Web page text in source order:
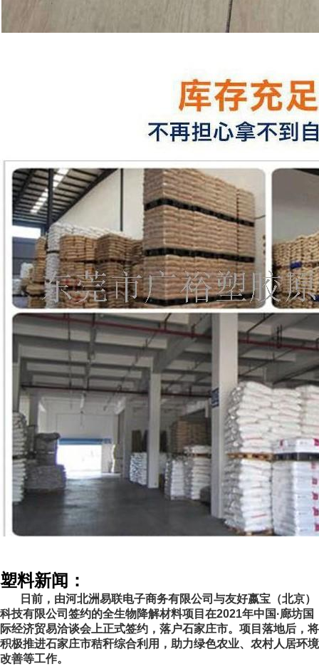
塑料新闻：
日前，由河北洲易联电子商务有限公司与友好嬴宝（北京）
科技有限公司签约的全生物降解材料项目在2021年中国·廊坊国
际经济贸易洽谈会上正式签约，落户石家庄市。项目落地后，将
积极推进石家庄市秸秆综合利用，助力绿色农业、农村人居环境
改善等工作。